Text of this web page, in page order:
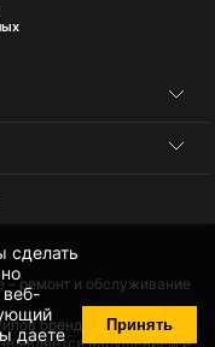
сделать
даете
Принять
ремонт и обслуживание
бренда происходит
является нарушением и